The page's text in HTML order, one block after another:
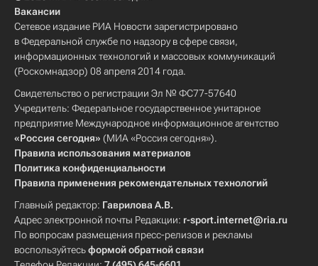
Вакансии
Сетевое издание РИА Новости зарегистрировано
в Федеральной службе по надзору в сфере связи,
информационных технологий и массовых коммуникаций
(Роскомнадзор) 08 апреля 2014 года.
Свидетельство о регистрации Эл № ФС77-57640
Учредитель: Федеральное государственное унитарное
предприятие Международное информационное агентство
«Россия сегодня» (МИА «Россия сегодня»).
Правила использования материалов
Политика конфиденциальности
Правила применения рекомендательных технологий
Главный редактор: Гаврилова А.В.
Адрес электронной почты Редакции: r-sport.internet@ria.ru
По вопросам размещения пресс-релизов и рекламы
воспользуйтесьформой обратной связи